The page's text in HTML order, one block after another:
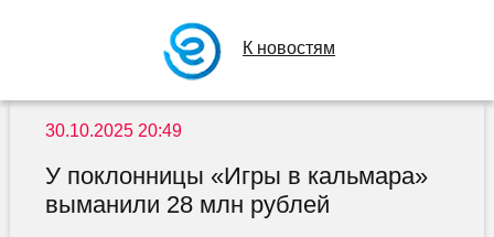
К новостям
30.10.2025 20:49
У поклонницы «Игры в кальмара»
выманили 28 млн рублей